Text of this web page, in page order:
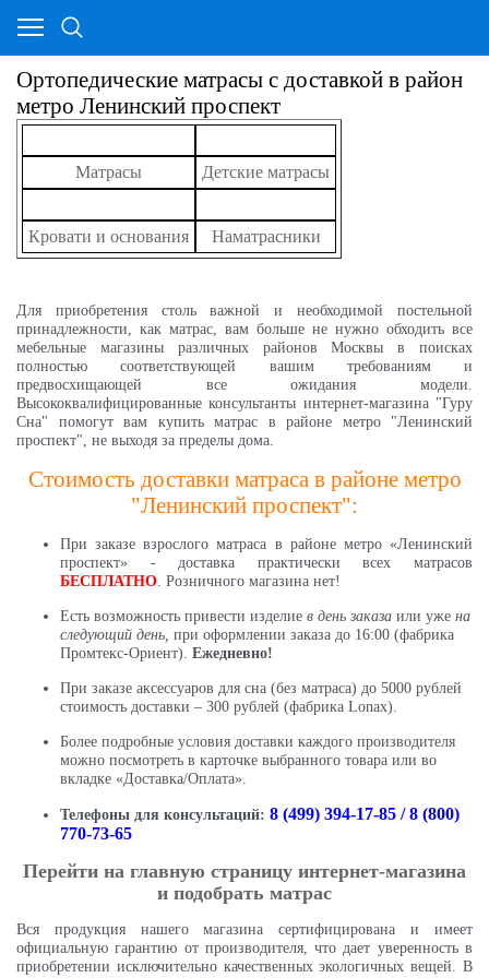
Ортопедические матрасы с доставкой в район
метро Ленинский проспект
Матрасы Детские матрасы
Кровати и основания Наматрасники
Для приобретения столь важной и необходимой постельной
принадлежности, как матрас, вам больше не нужно обходить все
мебельные магазины различных районов Москвы в поисках
полностью соответствующей вашим требованиям и
предвосхищающей все ожидания модели.
Высококвалифицированные консультанты интернет-магазина "Гуру
Сна" помогут вам купить матрас в районе метро "Ленинский
проспект", не выходя за пределы дома.
Стоимость доставки матраса в районе метро
"Ленинский проспект":
При заказе взрослого матраса в районе метро «Ленинский
проспект» - доставка практически всех матрасов
БЕСПЛАТНО. Розничного магазина нет!
Есть возможность привести изделие в день заказа или уже на
следующий день, при оформлении заказа до 16:00 (фабрика
Промтекс-Ориент). Ежедневно!
При заказе аксессуаров для сна (без матраса) до 5000 рублей
стоимость доставки – 300 рублей (фабрика Lonax).
Более подробные условия доставки каждого производителя
можно посмотреть в карточке выбранного товара или во
вкладке «Доставка/Оплата».
Телефоны для консультаций: 8 (499) 394-17-85 / 8 (800)
770-73-65
Перейти на главную страницу интернет-магазина
и подобрать матрас
Вся продукция нашего магазина сертифицирована и имеет
официальную гарантию от производителя, что дает уверенность в
приобретении исключительно качественных экологичных вещей. В